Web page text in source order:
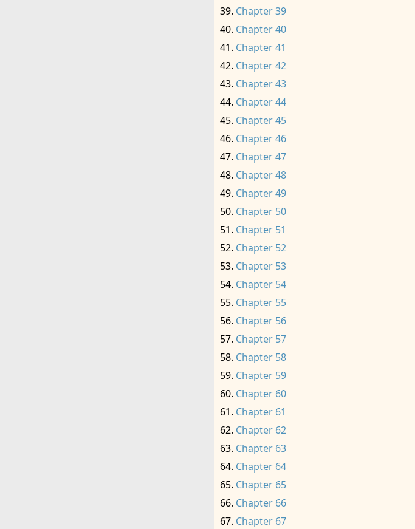
Chapter 39
Chapter 40
Chapter 41
Chapter 42
Chapter 43
Chapter 44
Chapter 45
Chapter 46
Chapter 47
Chapter 48
Chapter 49
Chapter 50
Chapter 51
Chapter 52
Chapter 53
Chapter 54
Chapter 55
Chapter 56
Chapter 57
Chapter 58
Chapter 59
Chapter 60
Chapter 61
Chapter 62
Chapter 63
Chapter 64
Chapter 65
Chapter 66
Chapter 67